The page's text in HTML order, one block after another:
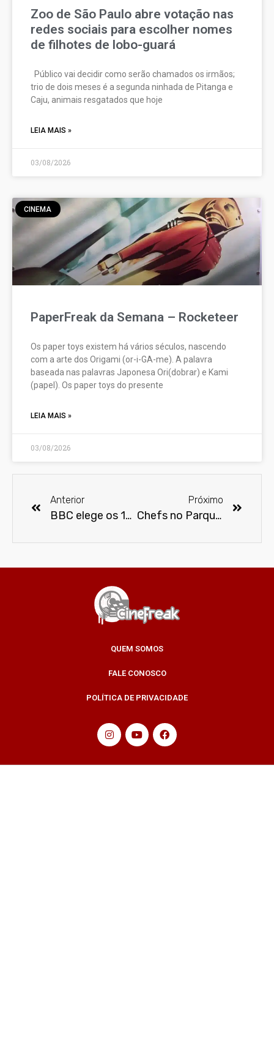
Zoo de São Paulo abre votação nas
redes sociais para escolher nomes
de filhotes de lobo-guará
Público vai decidir como serão chamados os irmãos;
trio de dois meses é a segunda ninhada de Pitanga e
Caju, animais resgatados que hoje
LEIA MAIS »
03/08/2026
CINEMA
PaperFreak da Semana – Rocketeer
Os paper toys existem há vários séculos, nascendo
com a arte dos Origami (or-i-GA-me). A palavra
baseada nas palavras Japonesa Ori(dobrar) e Kami
(papel). Os paper toys do presente
LEIA MAIS »
03/08/2026
Anterior
BBC elege os 100 melhores filmes americanos de todos os tempos
Próximo
Chefs no Parque leva piquenique e feira gastronômica para Jardim Botânico de SP
QUEM SOMOS
FALE CONOSCO
POLÍTICA DE PRIVACIDADE